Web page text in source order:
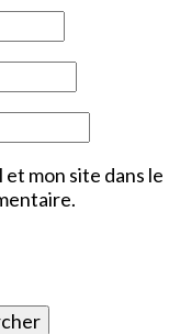
mon site dans le